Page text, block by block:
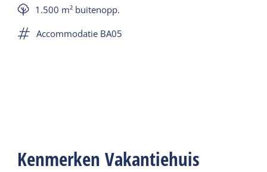
1.500 m² buitenopp.
Accommodatie BA05
Kenmerken Vakantiehuis